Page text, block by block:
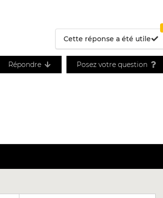
Cette réponse a été utile
Répondre Posez votre question